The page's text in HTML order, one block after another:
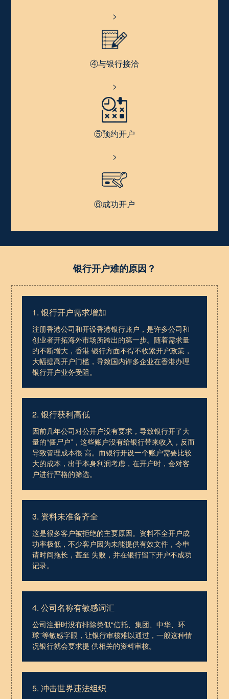
>
④与银行接洽
>
⑤预约开户
>
⑥成功开户
银行开户难的原因？
1. 银行开户需求增加
注册香港公司和开设香港银行账户，是许多公司和
创业者开拓海外市场所跨出的第一步。随着需求量
的不断增大，香港 银行方面不得不收紧开户政策，
大幅提高开户门槛，导致国内许多企业在香港办理
银行开户业务受阻。
2. 银行获利高低
因前几年公司对公开户没有要求，导致银行开了大
量的“僵尸户”，这些账户没有给银行带来收入，反而
导致管理成本很 高。而银行开设一个账户需要比较
大的成本，出于本身利润考虑，在开户时，会对客
户进行严格的筛选。
3. 资料未准备齐全
这是很多客户被拒绝的主要原因。资料不全开户成
功率极低，不少客户因为未能提供有效文件，令申
请时间拖长，甚至 失败，并在银行留下开户不成功
记录。
4. 公司名称有敏感词汇
公司注册时没有排除类似“信托、集团、中华、环
球”等敏感字眼，让银行审核难以通过，一般这种情
况银行就会要求提 供相关的资料审核。
5. 冲击世界违法组织